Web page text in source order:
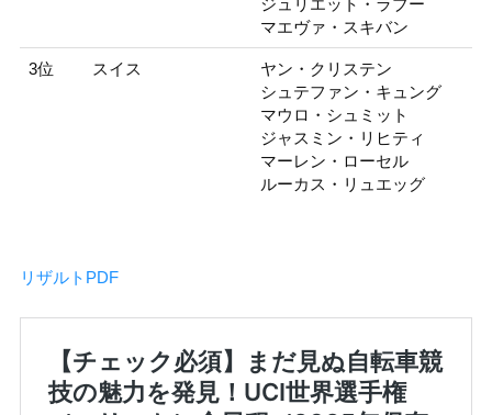
ジュリエット・ラブー
マエヴァ・スキバン
3位 スイス
ヤン・クリステン
シュテファン・キュング
マウロ・シュミット
ジャスミン・リヒティ
マーレン・ローセル
ルーカス・リュエッグ
リザルトPDF